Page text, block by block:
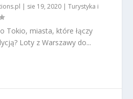
| sie 19, 2020 |Turystyka i
Tokio, miasta, które łączy
Loty z Warszawy do...